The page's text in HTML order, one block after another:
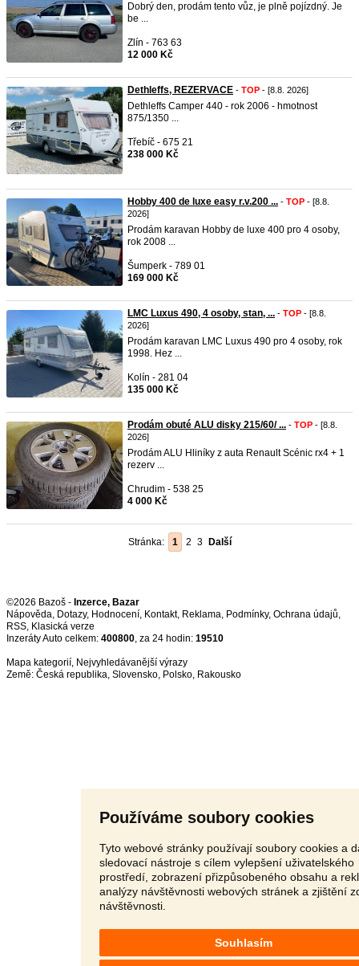
Používáme soubory cookies
Tyto webové stránky používají soubory cookies a
sledovací nástroje s cílem vylepšení uživatelského
prostředí, zobrazení přizpůsobeného obsahu a
analýzy návštěvnosti webových stránek a zjištění
návštěvnosti.
Souhlasím
Dobrý den, prodám tento vůz, je plně pojízdný. Je
be ...
Zlín - 763 63
12 000 Kč
Dethleffs, REZERVACE - TOP - [8.8. 2026]
Dethleffs Camper 440 - rok 2006 - hmotnost
875/1350 ...
Třebíč - 675 21
238 000 Kč
Hobby 400 de luxe easy r.v.200 ... - TOP - [8.8.
2026]
Prodám karavan Hobby de luxe 400 pro 4 osoby,
rok 2008 ...
Šumperk - 789 01
169 000 Kč
LMC Luxus 490, 4 osoby, stan, ... - TOP - [8.8.
2026]
Prodám karavan LMC Luxus 490 pro 4 osoby, rok
1998. Hez ...
Kolín - 281 04
135 000 Kč
Prodám obuté ALU disky 215/60/ ... - TOP - [8.8.
2026]
Prodám ALU Hliníky z auta Renault Scénic rx4 + 1
rezerv ...
Chrudim - 538 25
4 000 Kč
Stránka: 1 2 3 Další
©2026 Bazoš - Inzerce, Bazar
Nápověda, Dotazy, Hodnocení, Kontakt, Reklama, Podmínky, Ochrana údajů,
RSS,
Inzeráty Auto celkem: 400800, za 24 hodin: 19510
Mapa kategorií, Nejvyhledávanější výrazy
Země: Česká republika, Slovensko, Polsko, Rakousko